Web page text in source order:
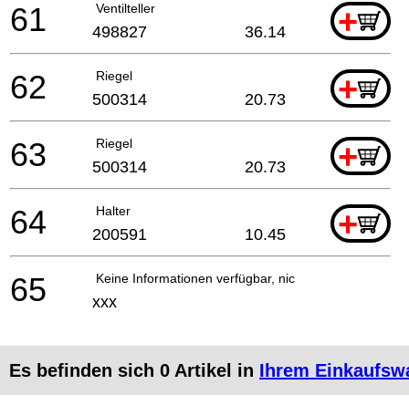
Ventilteller +
61 498827 36.14
Riegel +
62 500314 20.73
Riegel +
63 500314 20.73
Halter +
64 200591 10.45
Keine Informationen verfügbar, nicht bestellbar
65 xxx
Es befinden sich 0 Artikel in Ihrem